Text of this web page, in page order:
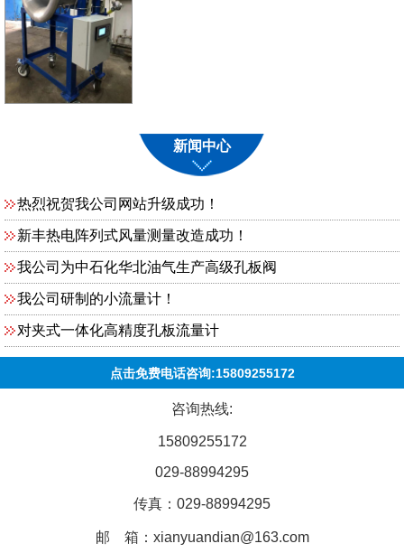
新闻中心
热烈祝贺我公司网站升级成功！
新丰热电阵列式风量测量改造成功！
我公司为中石化华北油气生产高级孔板阀
我公司研制的小流量计！
对夹式一体化高精度孔板流量计
点击免费电话咨询:15809255172
咨询热线:
15809255172
029-88994295
传真：029-88994295
邮 箱：xianyuandian@163.com